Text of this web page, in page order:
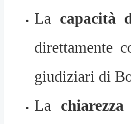
La capacità
direttamente
giudiziari di
La chiarezza